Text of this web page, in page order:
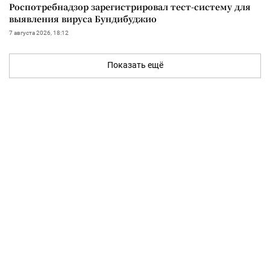
Роспотребнадзор зарегистрировал тест-систему для
выявления вируса Бундибуджио
7 августа 2026, 18:12
Показать ещё